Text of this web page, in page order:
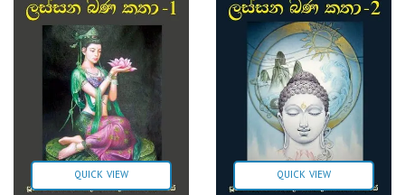
QUICK VIEW QUICK VIEW